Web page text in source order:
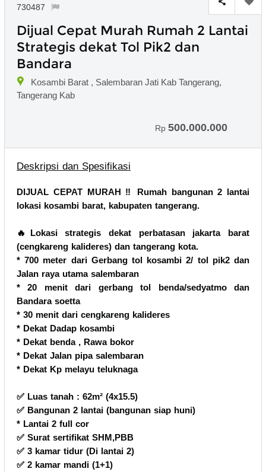
730487
Dijual Cepat Murah Rumah 2 Lantai
Strategis dekat Tol Pik2 dan
Bandara
Kosambi Barat , Salembaran Jati Kab Tangerang,
Tangerang Kab
Rp 500.000.000
Deskripsi dan Spesifikasi
DIJUAL CEPAT MURAH ‼️ Rumah bangunan 2 lantai
lokasi kosambi barat, kabupaten tangerang.
🔥Lokasi strategis dekat perbatasan jakarta barat
(cengkareng kalideres) dan tangerang kota.
* 700 meter dari Gerbang tol kosambi 2/ tol pik2 dan
Jalan raya utama salembaran
* 20 menit dari gerbang tol benda/sedyatmo dan
Bandara soetta
* 30 menit dari cengkareng kalideres
* Dekat Dadap kosambi
* Dekat benda , Rawa bokor
* Dekat Jalan pipa salembaran
* Dekat Kp melayu teluknaga
✅️ Luas tanah : 62m² (4x15.5)
✅️ Bangunan 2 lantai (bangunan siap huni)
* Lantai 2 full cor
✅️ Surat sertifikat SHM,PBB
✅️ 3 kamar tidur (Di lantai 2)
✅️ 2 kamar mandi (1+1)